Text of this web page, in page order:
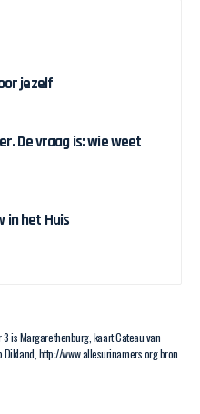
jezelf
De vraag is: wie weet
in het Huis
is Margarethenburg, kaart Cateau van
http://www.allesurinamers.orgbron